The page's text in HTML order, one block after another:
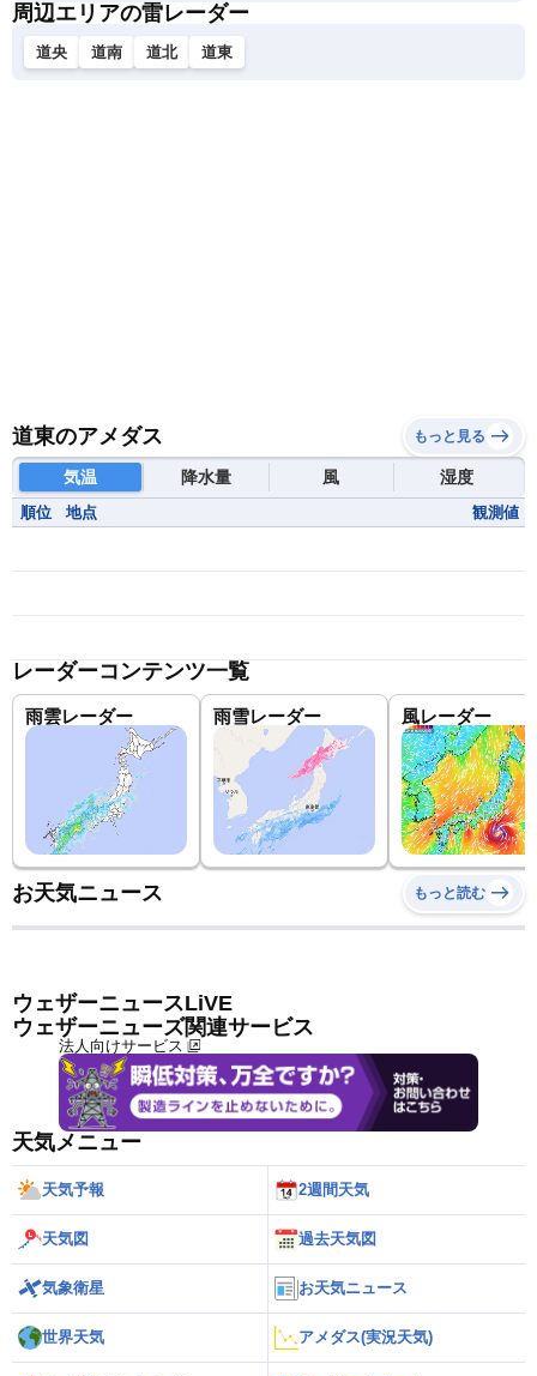
周辺エリアの雷レーダー
道央 道南 道北 道東
道東のアメダス もっと見る
気温 降水量 風 湿度
順位 地点 観測値
レーダーコンテンツ一覧
雨雲レーダー 雨雪レーダー 風レーダー
お天気ニュース もっと読む
ウェザーニュースLiVE
ウェザーニューズ関連サービス
法人向けサービス
天気メニュー
天気予報 2週間天気
天気図 過去天気図
気象衛星 お天気ニュース
世界天気 アメダス(実況天気)